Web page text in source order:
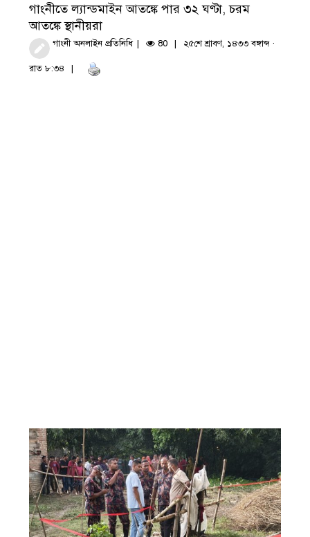
গাংনীতে ল্যান্ডমাইন আতঙ্কে পার ৩২ ঘণ্টা, চরম
আতঙ্কে স্থানীয়রা
গাংনী অনলাইন প্রতিনিধি 80 ২৫শে শ্রাবণ, ১৪৩৩ বঙ্গাব্দ ·
রাত ৮:৩৪